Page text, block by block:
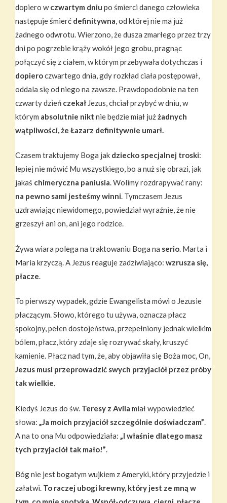
dopiero wczwartym dniu po śmierci danego człowieka
następuje śmierć definitywna, od której nie ma już
żadnego odwrotu. Wierzono, że dusza zmarłego przez trzy
dni po pogrzebie krąży wokół jego grobu, pragnąc
połączyć się z ciałem, w którym przebywała dotychczas i
dopieroczwartego dnia, gdy rozkład ciała postępował,
oddala się od niego na zawsze. Prawdopodobnie na ten
czwarty dzień czekał Jezus, chciał przybyć w dniu, w
którym absolutnie nikt nie będzie miał jużżadnych
wątpliwości, że Łazarz definitywnie umarł.
Czasem traktujemy Boga jak dziecko specjalnej troski:
lepiej nie mówić Mu wszystkiego, bo a nuż się obrazi, jak
jakaś chimeryczna paniusia. Wolimy rozdrapywać rany:
na pewno sami jesteśmy winni. Tymczasem Jezus
uzdrawiając niewidomego, powiedział wyraźnie, że nie
grzeszył ani on, ani jego rodzice.
Żywa wiara polega na traktowaniu Boga na serio. Marta i
Maria krzyczą. A Jezus reaguje zadziwiająco: wzrusza się,
płacze.
To pierwszy wypadek, gdzie Ewangelista mówi o Jezusie
płaczącym. Słowo, którego tu używa, oznacza płacz
spokojny, pełen dostojeństwa, przepełniony jednak wielkim
bólem, płacz, który zdaje się rozrywać skały, kruszyć
kamienie. Płacz nad tym, że, aby objawiła się Boża moc, On,
Jezus musi przeprowadzić swych przyjaciół przez próby
tak wielkie.
Kiedyś Jezus do św. Teresy z Avila miał wypowiedzieć
słowa: „Ja moich przyjaciół szczególnie doświadczam”.
A na to ona Mu odpowiedziała: „I właśnie dlatego masz
tych przyjaciół tak mało!”.
Bóg nie jest bogatym wujkiem z Ameryki, który przyjedzie i
załatwi. To raczej ubogi krewny, który jest ze mną w